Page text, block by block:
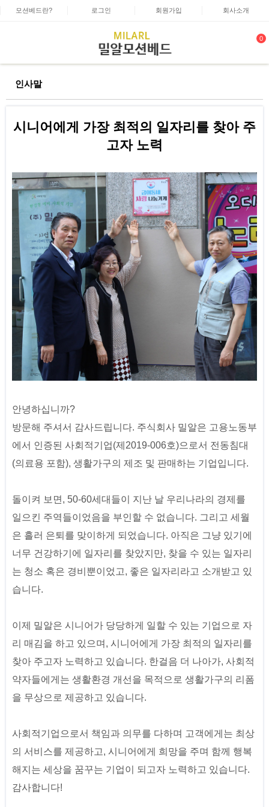
모션베드란? 로그인 회원가입 회사소개
0
인사말
시니어에게 가장 최적의 일자리를 찾아 주
고자 노력
안녕하십니까?
방문해 주셔서 감사드립니다. 주식회사 밀알은 고용노동부
에서 인증된 사회적기업(제2019-006호)으로서 전동침대
(의료용 포함), 생활가구의 제조 및 판매하는 기업입니다.
돌이켜 보면, 50-60세대들이 지난 날 우리나라의 경제를
일으킨 주역들이었음을 부인할 수 없습니다. 그리고 세월
은 흘러 은퇴를 맞이하게 되었습니다. 아직은 그냥 있기에
너무 건강하기에 일자리를 찾았지만, 찾을 수 있는 일자리
는 청소 혹은 경비뿐이었고, 좋은 일자리라고 소개받고 있
습니다.
이제 밀알은 시니어가 당당하게 일할 수 있는 기업으로 자
리 매김을 하고 있으며, 시니어에게 가장 최적의 일자리를
찾아 주고자 노력하고 있습니다. 한걸음 더 나아가, 사회적
약자들에게는 생활환경 개선을 목적으로 생활가구의 리폼
을 무상으로 제공하고 있습니다.
사회적기업으로서 책임과 의무를 다하며 고객에게는 최상
의 서비스를 제공하고, 시니어에게 희망을 주며 함께 행복
해지는 세상을 꿈꾸는 기업이 되고자 노력하고 있습니다.
감사합니다!